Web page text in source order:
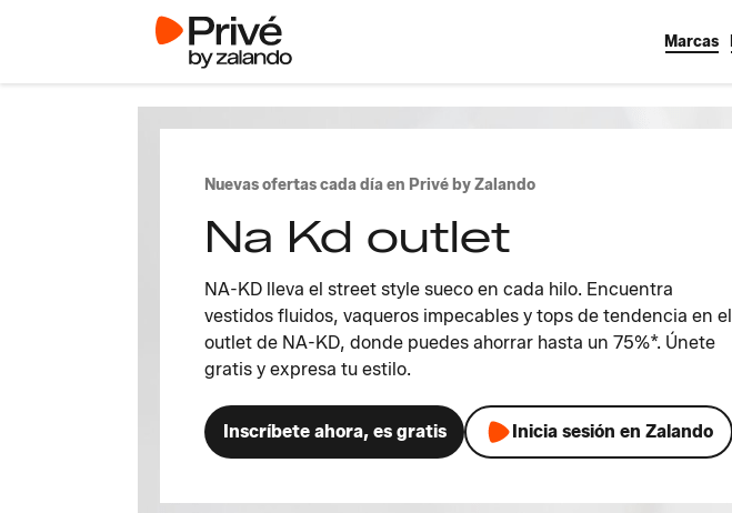
Marcas
Nuevas ofertas cada día en Privé by Zalando
Na Kd outlet
NA-KD lleva el street style sueco en cada hilo. Encuentra
vestidos fluidos, vaqueros impecables y tops de tendencia en el
outlet de NA-KD, donde puedes ahorrar hasta un 75%*. Únete
gratis y expresa tu estilo.
Inscríbete ahora, es gratis Inicia sesión en Zalando